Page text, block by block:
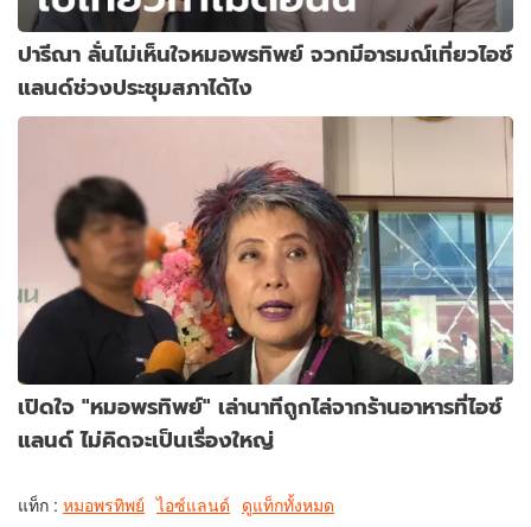
ปารีณา ลั่นไม่เห็นใจหมอพรทิพย์ จวกมีอารมณ์เที่ยวไอซ์
แลนด์ช่วงประชุมสภาได้ไง
เปิดใจ "หมอพรทิพย์" เล่านาทีถูกไล่จากร้านอาหารที่ไอซ์
แลนด์ ไม่คิดจะเป็นเรื่องใหญ่
แท็ก : หมอพรทิพย์ ไอซ์แลนด์ ดูแท็กทั้งหมด